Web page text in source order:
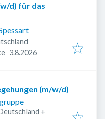
d) für das
Veröffentlicht
3.8.2026
(m/w/d)
+